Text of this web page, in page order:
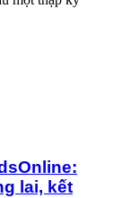
thập kỷ khơi
lai, kết